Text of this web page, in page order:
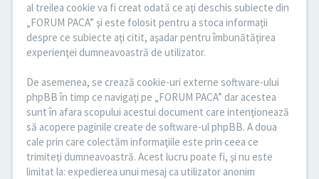
al treilea cookie va fi creat odată ce aţi deschis subiecte din
„FORUM PACA” şi este folosit pentru a stoca informaţii
despre ce subiecte aţi citit, aşadar pentru îmbunătăţirea
experienţei dumneavoastră de utilizator.
De asemenea, se crează cookie-uri externe software-ului
phpBB în timp ce navigaţi pe „FORUM PACA” dar acestea
sunt în afara scopului acestui document care intenţionează
să acopere paginile create de software-ul phpBB. A doua
cale prin care colectăm informaţiile este prin ceea ce
trimiteţi dumneavoastră. Acest lucru poate fi, şi nu este
limitat la: expedierea unui mesaj ca utilizator anonim